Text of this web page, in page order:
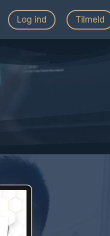
Log ind Tilmeld